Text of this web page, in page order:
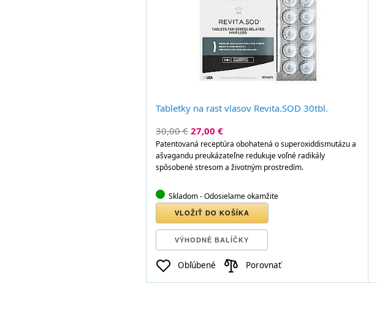
Tabletky na rast vlasov Revita.SOD 30tbl.
30,00 € 27,00 €
Patentovaná receptúra obohatená o superoxiddismutázu a
ašvagandu preukázateľne redukuje voľné radikály
spôsobené stresom a životným prostredím.
Skladom- Odosielame okamžite
VLOŽIŤ DO KOŠÍKA
VÝHODNÉ BALÍČKY
Obľúbené Porovnať